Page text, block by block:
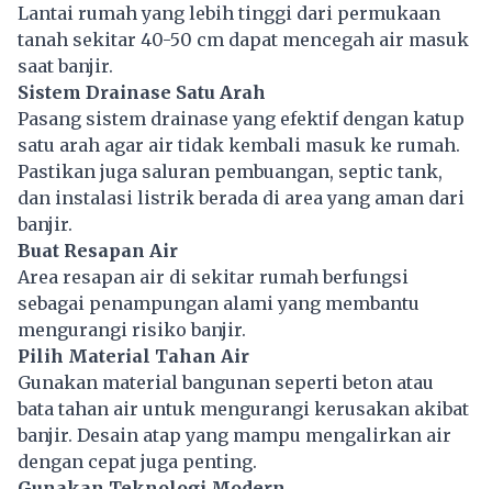
Lantai rumah yang lebih tinggi dari permukaan
tanah sekitar 40-50 cm dapat mencegah air masuk
saat banjir.
Sistem Drainase Satu Arah
Pasang sistem drainase yang efektif dengan katup
satu arah agar air tidak kembali masuk ke rumah.
Pastikan juga saluran pembuangan, septic tank,
dan instalasi listrik berada di area yang aman dari
banjir.
Buat Resapan Air
Area resapan air di sekitar rumah berfungsi
sebagai penampungan alami yang membantu
mengurangi risiko banjir.
Pilih Material Tahan Air
Gunakan material bangunan seperti beton atau
bata tahan air untuk mengurangi kerusakan akibat
banjir. Desain atap yang mampu mengalirkan air
dengan cepat juga penting.